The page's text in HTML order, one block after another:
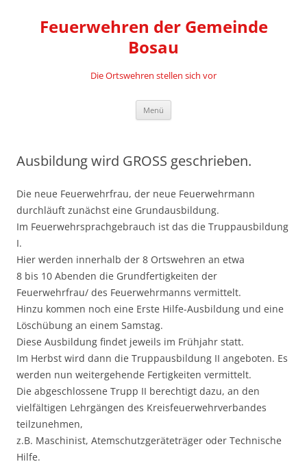
springenFeuerwehren der Gemeinde
Bosau
Die Ortswehren stellen sich vor
Menü
Ausbildung wird GROSS geschrieben.
Die neue Feuerwehrfrau, der neue Feuerwehrmann
durchläuft zunächst eine Grundausbildung.
Im Feuerwehrsprachgebrauch ist das die Truppausbildung
I.
Hier werden innerhalb der 8 Ortswehren an etwa
8 bis 10 Abenden die Grundfertigkeiten der
Feuerwehrfrau/ des Feuerwehrmanns vermittelt.
Hinzu kommen noch eine Erste Hilfe-Ausbildung und eine
Löschübung an einem Samstag.
Diese Ausbildung findet jeweils im Frühjahr statt.
Im Herbst wird dann die Truppausbildung II angeboten. Es
werden nun weitergehende Fertigkeiten vermittelt.
Die abgeschlossene Trupp II berechtigt dazu, an den
vielfältigen Lehrgängen des Kreisfeuerwehrverbandes
teilzunehmen,
z.B. Maschinist, Atemschutzgeräteträger oder Technische
Hilfe.